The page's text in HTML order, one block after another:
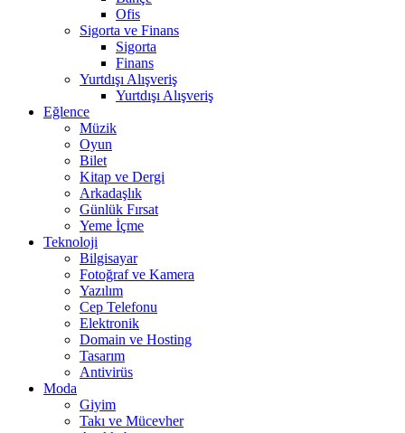
Ofis
Sigorta ve Finans
Sigorta
Finans
Yurtdışı Alışveriş
Yurtdışı Alışveriş
Eğlence
Müzik
Oyun
Bilet
Kitap ve Dergi
Arkadaşlık
Günlük Fırsat
Yeme İçme
Teknoloji
Bilgisayar
Fotoğraf ve Kamera
Yazılım
Cep Telefonu
Elektronik
Domain ve Hosting
Tasarım
Antivirüs
Moda
Giyim
Takı ve Mücevher